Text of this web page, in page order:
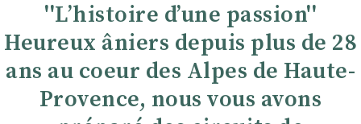
''Lʼhistoire dʼune passion''
Heureux âniers depuis plus de 28
ans au coeur des Alpes de Haute-
Provence, nous vous avons